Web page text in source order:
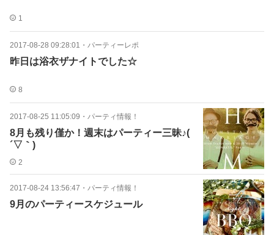
1
2017-08-28 09:28:01 ・ パーティーレポ
昨日は浴衣ザナイトでした☆
8
2017-08-25 11:05:09 ・ パーティ情報！
8月も残り僅か！週末はパーティー三昧♪(
´▽｀)
2
2017-08-24 13:56:47 ・ パーティ情報！
9月のパーティースケジュール